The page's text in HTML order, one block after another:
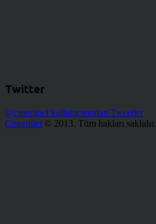
Twitter
@cinerituel kullanıcısından Tweetler
Cineritüel © 2013. Tüm hakları saklıdır.